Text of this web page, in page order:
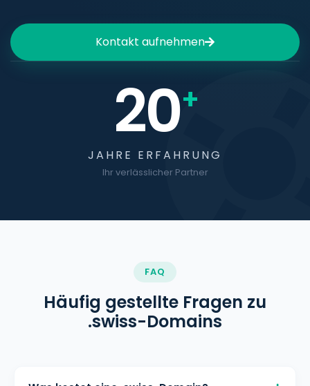
Kontakt aufnehmen
20+
JAHRE ERFAHRUNG
Ihr verlässlicher Partner
FAQ
Häufig gestellte Fragen zu
.swiss-Domains